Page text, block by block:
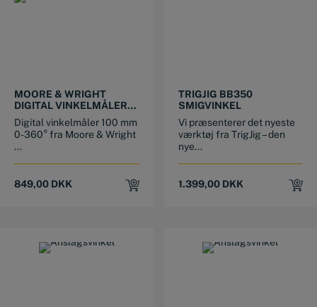
MOORE & WRIGHT
DIGITAL VINKELMÅLER
100 MM 0-360°
Digital vinkelmåler 100 mm
0-360° fra Moore & Wright
...
849,00 DKK
TRIGJIG BB350
SMIGVINKEL
Vi præsenterer det nyeste
værktøj fra TrigJig – den
nye...
1.399,00 DKK